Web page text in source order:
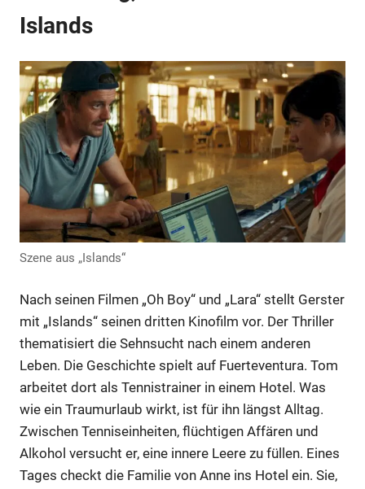
Anzeige
Anzeige
Islands
Szene aus „Islands“
Nach seinen Filmen „Oh Boy“ und „Lara“ stellt Gerster
mit „Islands“ seinen dritten Kinofilm vor. Der Thriller
thematisiert die Sehnsucht nach einem anderen
Leben. Die Geschichte spielt auf Fuerteventura. Tom
arbeitet dort als Tennistrainer in einem Hotel. Was
wie ein Traumurlaub wirkt, ist für ihn längst Alltag.
Zwischen Tenniseinheiten, flüchtigen Affären und
Alkohol versucht er, eine innere Leere zu füllen. Eines
Tages checkt die Familie von Anne ins Hotel ein. Sie,